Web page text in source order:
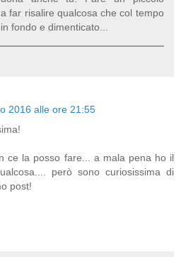
far risalire qualcosa che col tempo
fondo e dimenticato...
2016 alle ore 21:55
ce la posso fare... a mala pena ho il
però sono curiosissima di
post!